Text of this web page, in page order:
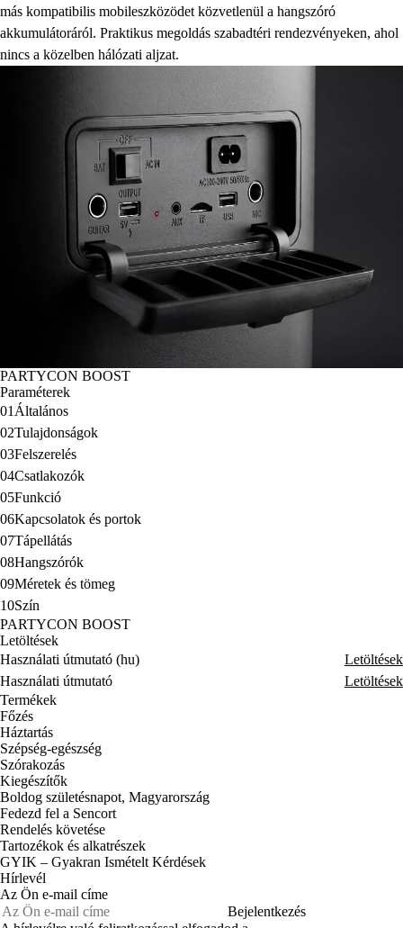
más kompatibilis mobileszközödet közvetlenül a hangszóró
akkumulátoráról. Praktikus megoldás szabadtéri rendezvényeken, ahol
nincs a közelben hálózati aljzat.
PARTYCON BOOST
Paraméterek
01 Általános
02Tulajdonságok
03Felszerelés
04Csatlakozók
05Funkció
06Kapcsolatok és portok
07Tápellátás
08Hangszórók
09Méretek és tömeg
10Szín
PARTYCON BOOST
Letöltések
Használati útmutató (hu)
Letöltések
Használati útmutató
Letöltések
Termékek
Főzés
Háztartás
Szépség-egészség
Szórakozás
Kiegészítők
Boldog születésnapot, Magyarország
Fedezd fel a Sencort
Rendelés követése
Tartozékok és alkatrészek
GYIK – Gyakran Ismételt Kérdések
Hírlevél
Az Ön e-mail címe
Bejelentkezés